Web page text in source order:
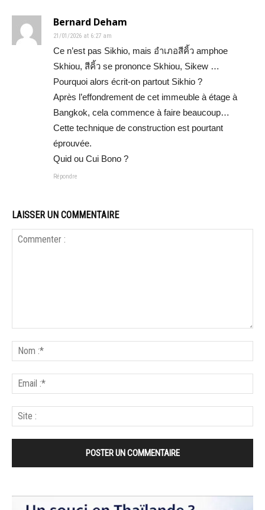
Bernard Deham
21/01/2026 at 6:27 am
Ce n’est pas Sikhio, mais อําเภอสีคิ้ว amphoe
Skhiou, สีคิ้ว se prononce Skhiou, Sikew …
Pourquoi alors écrit-on partout Sikhio ?
Après l’effondrement de cet immeuble à étage à
Bangkok, cela commence à faire beaucoup…
Cette technique de construction est pourtant
éprouvée.
Quid ou Cui Bono ?
Répondre
LAISSER UN COMMENTAIRE